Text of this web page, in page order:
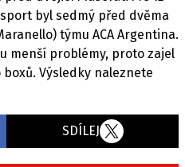
nebo video?
na autoroad.cz
byl sedmý před dvěma
týmu ACA Argentina.
menší problémy, proto zajel
Výsledky naleznete
SDÍLEJ